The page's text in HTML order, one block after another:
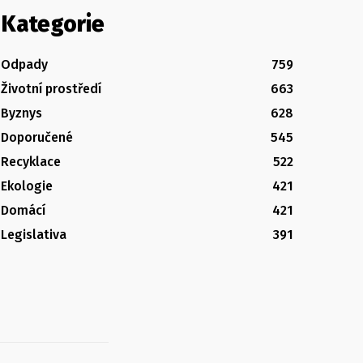
Kategorie
Odpady
759
Životní prostředí
663
Byznys
628
Doporučené
545
Recyklace
522
Ekologie
421
Domácí
421
Legislativa
391